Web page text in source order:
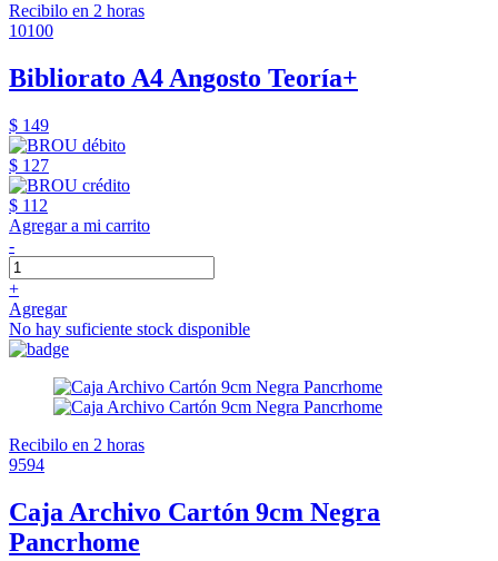
Recibilo en 2 horas
10100
Bibliorato A4 Angosto Teoría+
$ 149
$ 127
$ 112
Agregar a mi carrito
-
+
Agregar
No hay suficiente stock disponible
Recibilo en 2 horas
9594
Caja Archivo Cartón 9cm Negra
Pancrhome